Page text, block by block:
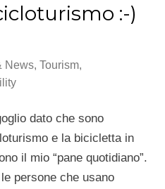
:-)
News,Tourism,
dato che sono
e la bicicletta in
il mio “pane quotidiano”.
persone che usano